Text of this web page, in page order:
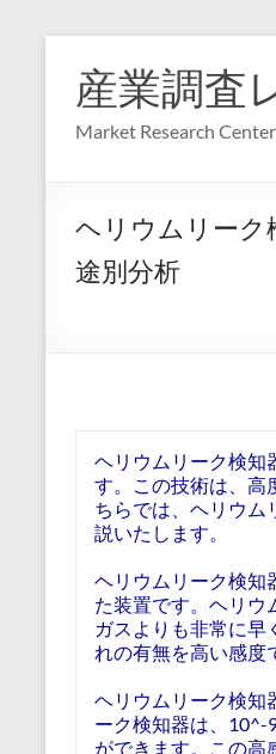
産業調査
Market Research
ヘリウムリーク
途別分析
ヘリウムリーク検知
す。この技術は、高
ちらでは、ヘリウム
説いたします。
ヘリウムリーク検知
た装置です。ヘリウ
ガスよりも非常に早
れの有無を高い感度
ヘリウムリーク検知
ーク検知器は、10^-
ができます。この高